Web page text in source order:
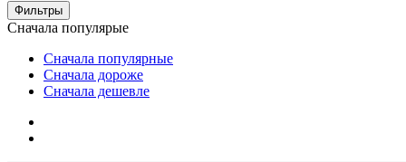
Фильтры
Сначала популярые
Сначала популярные
Сначала дороже
Сначала дешевле